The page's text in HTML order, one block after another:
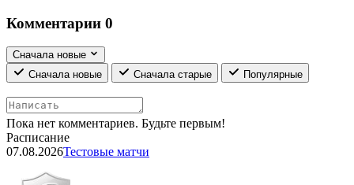
Комментарии 0
Сначала новые
Сначала новые
Сначала старые Популярные
Пока нет комментариев. Будьте первым!
Расписание
07.08.2026Тестовые матчи